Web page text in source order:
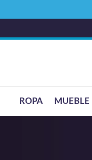
ROPA MUEBLE